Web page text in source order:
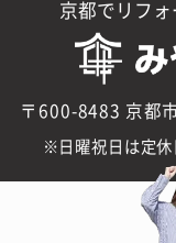
京都でリフ
〒600-8483 京都
日曜祝日は定